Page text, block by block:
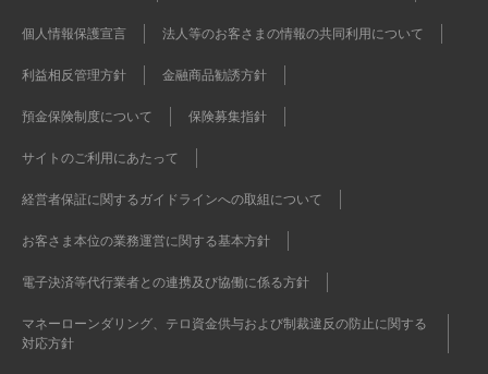
個人情報保護宣言 法人等のお客さまの情報の共同利用について
利益相反管理方針 金融商品勧誘方針
預金保険制度について 保険募集指針
サイトのご利用にあたって
経営者保証に関するガイドラインへの取組について
お客さま本位の業務運営に関する基本方針
電子決済等代行業者との連携及び協働に係る方針
マネーローンダリング、テロ資金供与および制裁違反の防止に関する
対応方針